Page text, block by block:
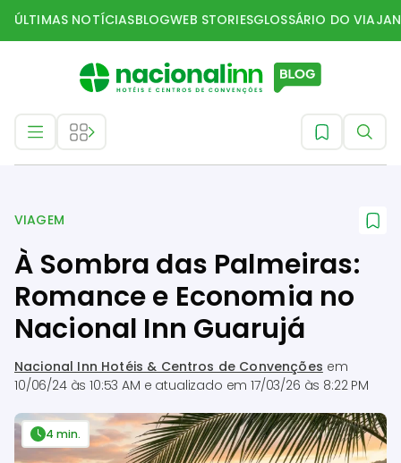
ÚLTIMAS NOTÍCIASBLOGWEB STORIESGLOSSÁRIO DO
VIAGEM
À Sombra das Palmeiras:
Romance e Economia no
Nacional Inn Guarujá
Nacional Inn Hotéis & Centros de Convenções em
10/06/24 às 10:53 AM e atualizado em17/03/26 às 8:22 PM
4 min.